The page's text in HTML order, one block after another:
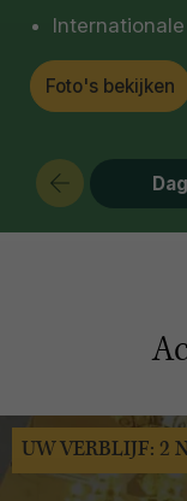
Foto's bekijken
UW VERBLIJF: 2